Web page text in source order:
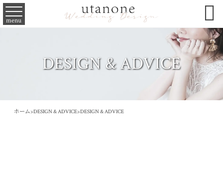
menu 
DESIGN & ADVICE
ホーム>DESIGN & ADVICE>DESIGN & ADVICE